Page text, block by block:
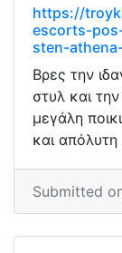
https://
escorts-
sten-
Βρες την
στυλ και
μεγάλη
και απόλυτη
Submitted